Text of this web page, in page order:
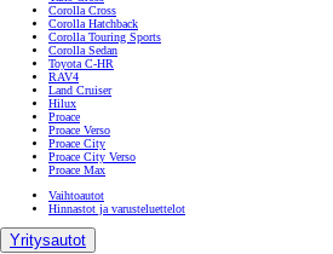
Corolla Cross
Corolla Hatchback
Corolla Touring Sports
Corolla Sedan
Toyota C-HR
RAV4
Land Cruiser
Hilux
Proace
Proace Verso
Proace City
Proace City Verso
Proace Max
Vaihtoautot
Hinnastot ja varusteluettelot
Yritysautot